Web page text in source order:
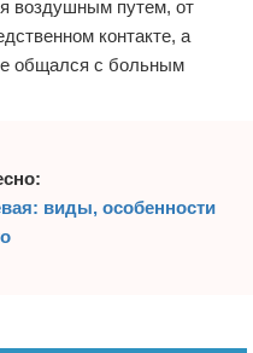
воздушным путем, от
контакте, а
общался с больным
виды, особенности